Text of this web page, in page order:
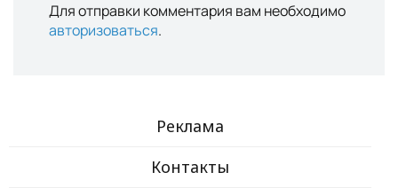
Для отправки комментария вам необходимо
авторизоваться.
Реклама
Контакты